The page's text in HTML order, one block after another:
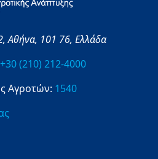
Αθήνα, 101 76, Ελλάδα
+30 (210) 212-4000
Αγροτών: 1540